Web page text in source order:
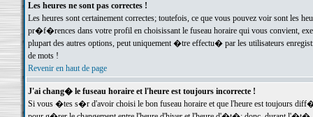
Les heures ne sont pas correctes !
Les heures sont certainement correctes; toutefois, ce que vous pouvez voir sont
pr�f�rences dans votre profil en choisissant le fuseau horaire qui vous convient,
plupart des autres options, peut uniquement �tre effectu� par les utilisateurs
de mots !
Revenir en haut de page
J'ai chang� le fuseau horaire et l'heure est toujours incorrecte !
Si vous �tes s�r d'avoir choisi le bon fuseau horaire et que l'heure est toujours